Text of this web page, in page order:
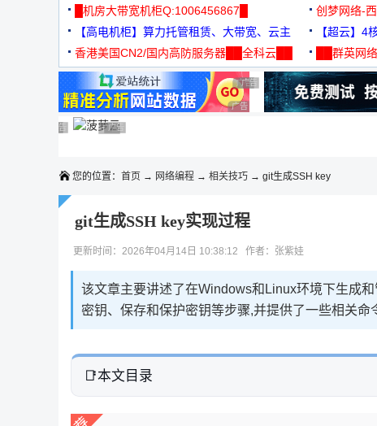
元
█机房大带宽机柜Q:1006456867█
创梦网络-
88元/月
【高电机柜】算力托管租赁、大带宽、云主
机
【超云】4
香港美国CN2/国内高防服务器██全科云██
██群英网
◆◆◆
广告 商业广告，理性选择
广告 商业广告，理性选择
广告 商业广告，理性选择
广告 商业广告，理性选择
广告 商业广告，理性选择
广告 商业广告，理性选择广告 商业广告，理性选择
广告 商业广告，理性选择
您的位置： 首页 → 网络编程 → 相关技巧 → git生成SSH key
git生成SSH key实现过程
更新时间：2026年04月14日 10:38:12 作者：张紫娃
该文章主要讲述了在Windows和Linux环境下生成
密钥、保存和保护密钥等步骤,并提供了一些相关命
本文目录